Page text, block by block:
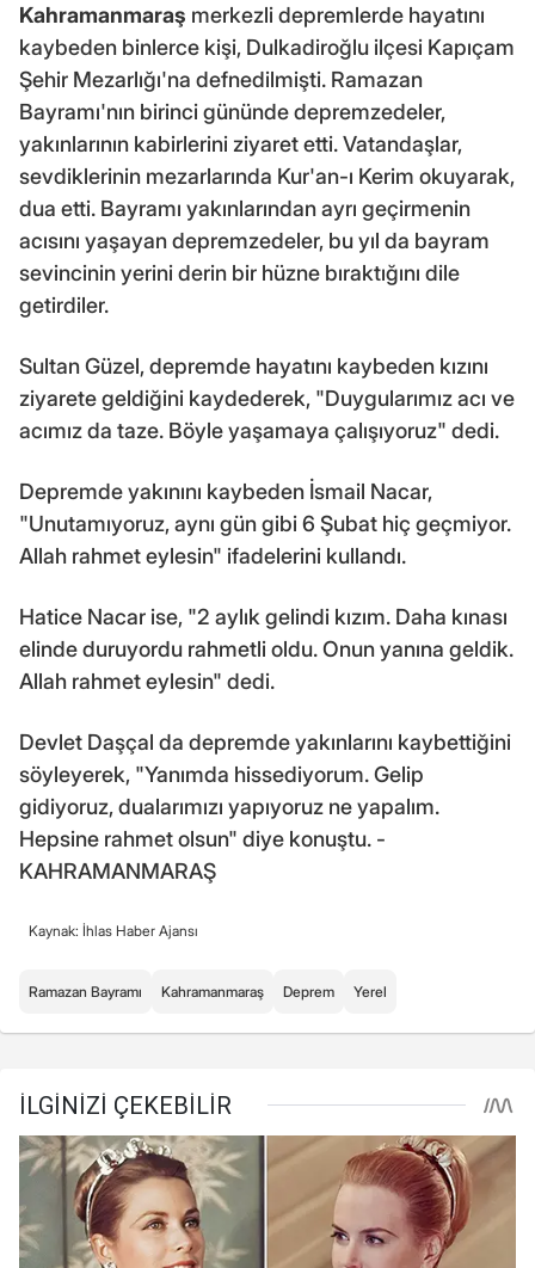
Kahramanmaraş merkezli depremlerde hayatını
kaybeden binlerce kişi, Dulkadiroğlu ilçesi Kapıçam
Şehir Mezarlığı'na defnedilmişti. Ramazan
Bayramı'nın birinci gününde depremzedeler,
yakınlarının kabirlerini ziyaret etti. Vatandaşlar,
sevdiklerinin mezarlarında Kur'an-ı Kerim okuyarak,
dua etti. Bayramı yakınlarından ayrı geçirmenin
acısını yaşayan depremzedeler, bu yıl da bayram
sevincinin yerini derin bir hüzne bıraktığını dile
getirdiler.
Sultan Güzel, depremde hayatını kaybeden kızını
ziyarete geldiğini kaydederek, "Duygularımız acı ve
acımız da taze. Böyle yaşamaya çalışıyoruz" dedi.
Depremde yakınını kaybeden İsmail Nacar,
"Unutamıyoruz, aynı gün gibi 6 Şubat hiç geçmiyor.
Allah rahmet eylesin" ifadelerini kullandı.
Hatice Nacar ise, "2 aylık gelindi kızım. Daha kınası
elinde duruyordu rahmetli oldu. Onun yanına geldik.
Allah rahmet eylesin" dedi.
Devlet Daşçal da depremde yakınlarını kaybettiğini
söyleyerek, "Yanımda hissediyorum. Gelip
gidiyoruz, dualarımızı yapıyoruz ne yapalım.
Hepsine rahmet olsun" diye konuştu. -
KAHRAMANMARAŞ
Kaynak: İhlas Haber Ajansı
Ramazan Bayramı Kahramanmaraş Deprem Yerel